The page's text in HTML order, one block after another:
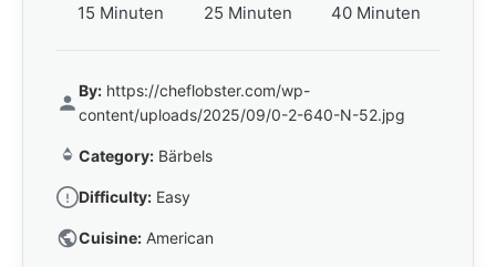
15 Minuten 25 Minuten 40 Minuten
By: https://cheflobster.com/wp-
content/uploads/2025/09/0-2-640-N-52.jpg
Category: Bärbels
Difficulty: Easy
Cuisine: American